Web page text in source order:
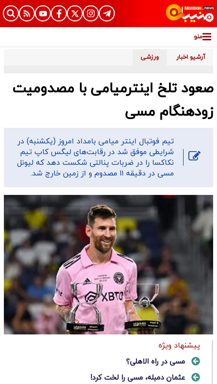
منو
آرشیو اخبار ورزشی
صعود تلخ اینترمیامی با مصدومیت
زودهنگام مسی
تیم فوتبال اینتر میامی بامداد امروز (یکشنبه) در
شرایطی موفق شد در رقابت‌های لیگس کاپ تیم
نکاکسا را در ضربات پنالتی شکست دهد که لیونل
مسی در دقیقه ۱۱ مصدوم و از زمین خارج شد.
پیشنهاد ویژه
مسی در راه الاهلی؟
عثمان دمبله، مسی را لخت کرد!